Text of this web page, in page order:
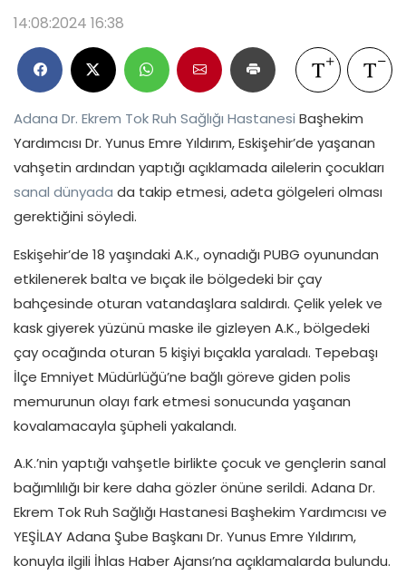
14:08:2024 16:38
Adana Dr. Ekrem Tok Ruh Sağlığı Hastanesi Başhekim
Yardımcısı Dr. Yunus Emre Yıldırım, Eskişehir’de yaşanan
vahşetin ardından yaptığı açıklamada ailelerin çocukları
sanal dünyada da takip etmesi, adeta gölgeleri olması
gerektiğini söyledi.
Eskişehir’de 18 yaşındaki A.K., oynadığı PUBG oyunundan
etkilenerek balta ve bıçak ile bölgedeki bir çay
bahçesinde oturan vatandaşlara saldırdı. Çelik yelek ve
kask giyerek yüzünü maske ile gizleyen A.K., bölgedeki
çay ocağında oturan 5 kişiyi bıçakla yaraladı. Tepebaşı
İlçe Emniyet Müdürlüğü’ne bağlı göreve giden polis
memurunun olayı fark etmesi sonucunda yaşanan
kovalamacayla şüpheli yakalandı.
A.K.’nin yaptığı vahşetle birlikte çocuk ve gençlerin sanal
bağımlılığı bir kere daha gözler önüne serildi. Adana Dr.
Ekrem Tok Ruh Sağlığı Hastanesi Başhekim Yardımcısı ve
YEŞİLAY Adana Şube Başkanı Dr. Yunus Emre Yıldırım,
konuyla ilgili İhlas Haber Ajansı’na açıklamalarda bulundu.